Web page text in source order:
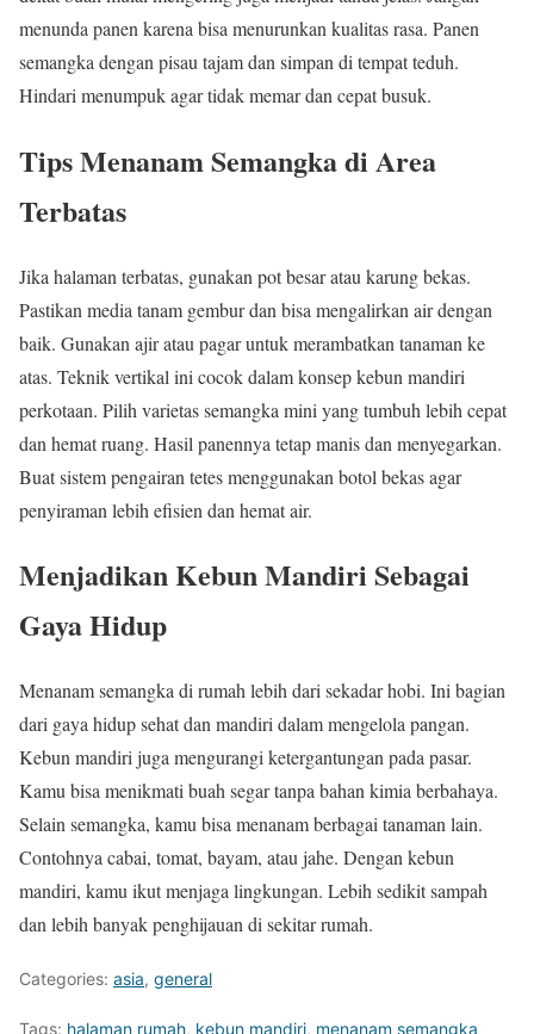
menunda panen karena bisa menurunkan kualitas rasa. Panen
semangka dengan pisau tajam dan simpan di tempat teduh.
Hindari menumpuk agar tidak memar dan cepat busuk.
Tips Menanam Semangka di Area
Terbatas
Jika halaman terbatas, gunakan pot besar atau karung bekas.
Pastikan media tanam gembur dan bisa mengalirkan air dengan
baik. Gunakan ajir atau pagar untuk merambatkan tanaman ke
atas. Teknik vertikal ini cocok dalam konsep kebun mandiri
perkotaan. Pilih varietas semangka mini yang tumbuh lebih cepat
dan hemat ruang. Hasil panennya tetap manis dan menyegarkan.
Buat sistem pengairan tetes menggunakan botol bekas agar
penyiraman lebih efisien dan hemat air.
Menjadikan Kebun Mandiri Sebagai
Gaya Hidup
Menanam semangka di rumah lebih dari sekadar hobi. Ini bagian
dari gaya hidup sehat dan mandiri dalam mengelola pangan.
Kebun mandiri juga mengurangi ketergantungan pada pasar.
Kamu bisa menikmati buah segar tanpa bahan kimia berbahaya.
Selain semangka, kamu bisa menanam berbagai tanaman lain.
Contohnya cabai, tomat, bayam, atau jahe. Dengan kebun
mandiri, kamu ikut menjaga lingkungan. Lebih sedikit sampah
dan lebih banyak penghijauan di sekitar rumah.
Categories: asia, general
Tags: halaman rumah, kebun mandiri, menanam semangka